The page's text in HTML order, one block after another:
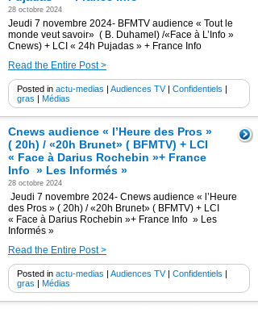
28 octobre 2024
Jeudi 7 novembre 2024- BFMTV audience « Tout le
monde veut savoir» ( B. Duhamel) /«Face à L’Info »
Cnews) + LCI « 24h Pujadas » + France Info
Read the Entire Post >
Posted in actu-medias | Audiences TV| Confidentiels |
gras | Médias
Cnews audience « l’Heure des Pros »
( 20h) / «20h Brunet» ( BFMTV) + LCI
« Face à Darius Rochebin »+ France
Info » Les Informés »
28 octobre 2024
Jeudi 7 novembre 2024- Cnews audience « l’Heure
des Pros » ( 20h) / «20h Brunet» ( BFMTV) + LCI
« Face à Darius Rochebin »+ France Info » Les
Informés »
Read the Entire Post >
Posted in actu-medias | Audiences TV| Confidentiels |
gras | Médias